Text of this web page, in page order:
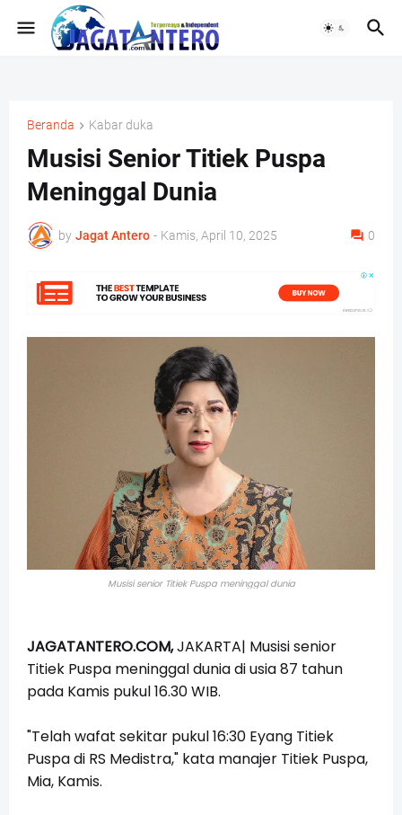
Beranda Kabar duka
Musisi Senior Titiek Puspa
Meninggal Dunia
by Jagat Antero - Kamis, April 10, 2025 0
Musisi senior Titiek Puspa meninggal dunia
JAGATANTERO.COM,JAKARTA| Musisi senior
Titiek Puspa meninggal dunia di usia 87 tahun
pada Kamis pukul 16.30 WIB.
"Telah wafat sekitar pukul 16:30 Eyang Titiek
Puspa di RS Medistra," kata manajer Titiek Puspa,
Mia, Kamis.